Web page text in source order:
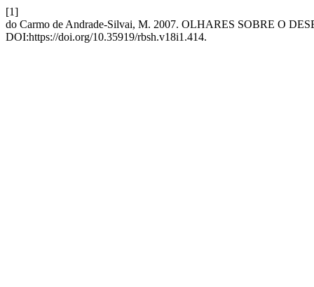
[1]
do Carmo de Andrade-Silvai, M. 2007. OLHARES SOBRE O
DOI:https://doi.org/10.35919/rbsh.v18i1.414.